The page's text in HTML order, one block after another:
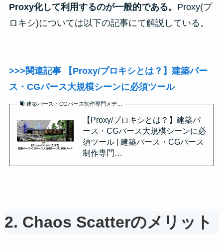
Proxy化して利用するのが一般的である。 Proxy(プ
ロキシ)については以下の記事にて解説している。
>>>関連記事 【Proxy/プロキシとは？】建築パー
ス・CGパース大規模シーンに必須ツール
建築パース・CGパース制作専門メデ…
【Proxy/プロキシとは？】建築パ
ース・CGパース大規模シーンに必
須ツール | 建築パース・CGパース
制作専門…
2. Chaos Scatterのメリット